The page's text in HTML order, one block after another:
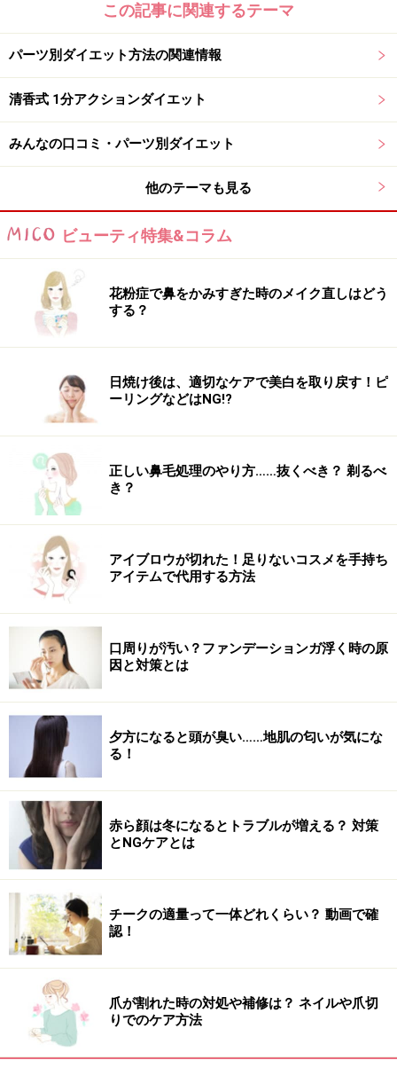
この記事に関連するテーマ
パーツ別ダイエット方法の関連情報
清香式 1分アクションダイエット
みんなの口コミ・パーツ別ダイエット
他のテーマも見る
ビューティ特集&コラム
花粉症で鼻をかみすぎた時のメイク直しはどう
する？
日焼け後は、適切なケアで美白を取り戻す！ピ
ーリングなどはNG!?
正しい鼻毛処理のやり方……抜くべき？ 剃るべ
き？
アイブロウが切れた！足りないコスメを手持ち
アイテムで代用する方法
口周りが汚い？ファンデーションガ浮く時の原
因と対策とは
夕方になると頭が臭い……地肌の匂いが気にな
る！
赤ら顔は冬になるとトラブルが増える？ 対策
とNGケアとは
チークの適量って一体どれくらい？ 動画で確
認！
爪が割れた時の対処や補修は？ ネイルや爪切
りでのケア方法